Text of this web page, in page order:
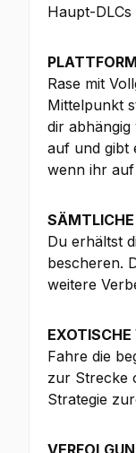
Haupt-
Rase mit
Mittelpunkt
dir
auf und gibt
wenn ihr
SÄMTLICHE
Du erhältst
bescheren.
weitere
Fahre die
zur Strecke
Strategie